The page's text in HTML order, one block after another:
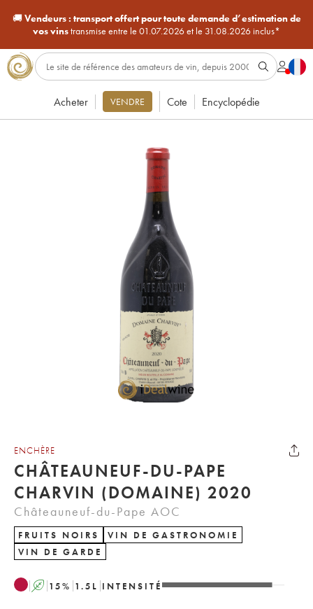
🚚Vendeurs : transport offert pour toute demande d’estimation de
vos vinstransmise entre le 01.07.2026 et le 31.08.2026 inclus*
Acheter VENDRE Cote Encyclopédie
ENCHÈRE
CHÂTEAUNEUF-DU-PAPE
CHARVIN (DOMAINE) 2020
Châteauneuf-du-Pape AOC
FRUITS NOIRS
VIN DE GASTRONOMIE
VIN DE GARDE
A 15% 1.5 L INTENSITÉ